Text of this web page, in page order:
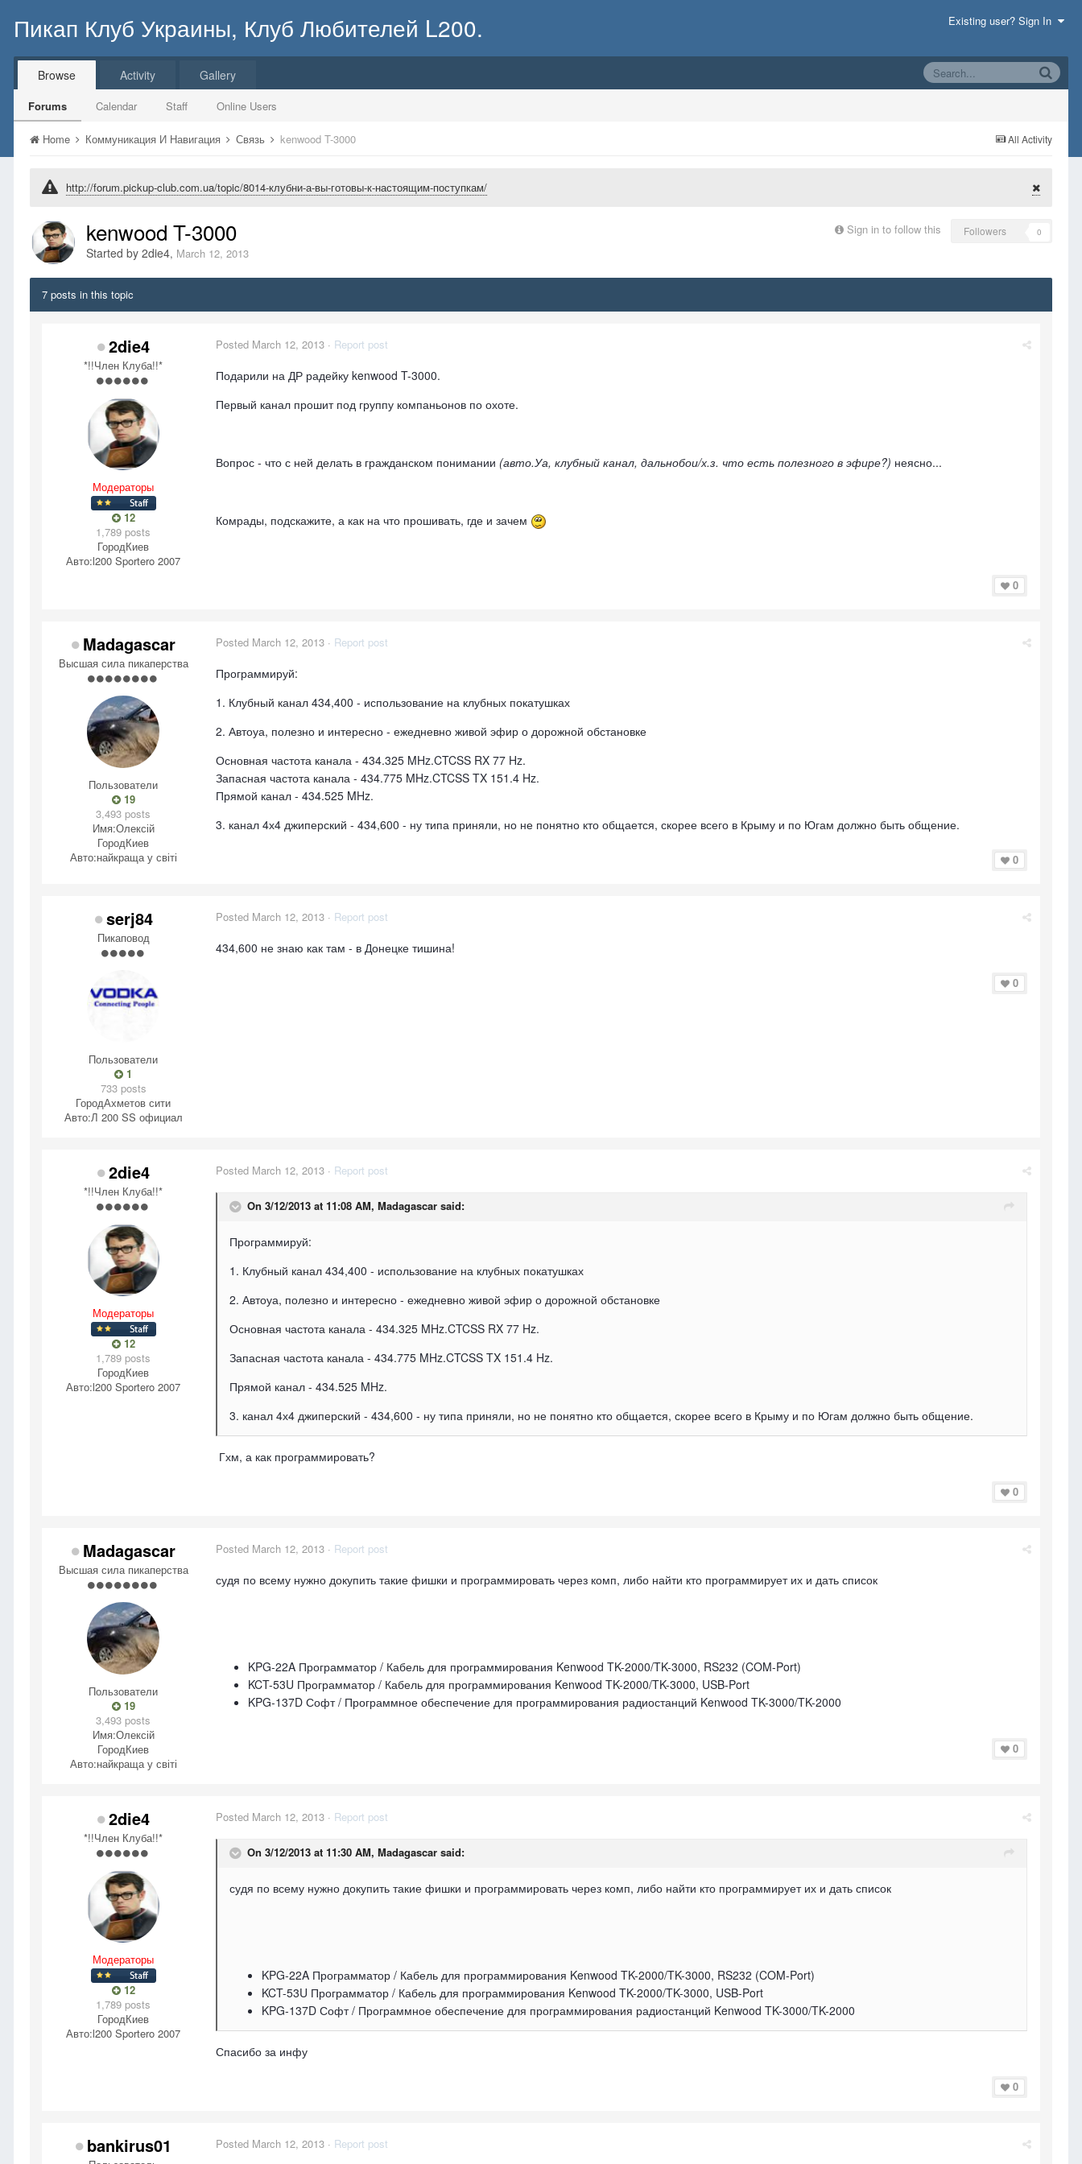
Пикап Клуб Украины, Клуб Любителей L200. Existing user? Sign In
Browse
Forums Calendar Staff Online Users
Activity Gallery
All Activity
Home Коммуникация И Навигация Связь kenwood T-3000
http://forum.pickup-club.com.ua/topic/8014-клубни-а-вы-готовы-к-настоящим-поступкам/
Sign in to follow this Followers 0
kenwood T-3000
Started by 2die4, March 12, 2013
7 posts in this topic
2die4
*!!Член Клуба!!*
Модераторы
12
1,789 posts
ГородКиев
Авто:l200 Sportero 2007
Posted March 12, 2013 · Report post
Подарили на ДР радейку kenwood T-3000.
Первый канал прошит под группу компаньонов по охоте.
Вопрос - что с ней делать в гражданском понимании (авто.Уа, клубный канал, дальнобои/х.з. что есть полезного в эфире?) неясно...
Комрады, подскажите, а как на что прошивать, где и зачем
0
Madagascar
Высшая сила пикаперства
Пользователи
19
3,493 posts
Имя:Олексій
ГородКиев
Авто:найкраща у світі
Posted March 12, 2013 · Report post
Программируй:
1. Клубный канал 434,400 - использование на клубных покатушках
2. Автоуа, полезно и интересно - ежедневно живой эфир о дорожной обстановке
Основная частота канала - 434.325 MHz.CTCSS RX 77 Hz.
Запасная частота канала - 434.775 MHz.CTCSS TX 151.4 Hz.
Прямой канал - 434.525 MHz.
3. канал 4х4 джиперский - 434,600 - ну типа приняли, но не понятно кто общается, скорее всего в Крыму и по Югам должно быть общение.
0
serj84
Пикаповод
Пользователи
1
733 posts
ГородАхметов сити
Авто:Л 200 SS официал
Posted March 12, 2013 · Report post
434,600 не знаю как там - в Донецке тишина!
0
2die4
*!!Член Клуба!!*
Модераторы
12
1,789 posts
ГородКиев
Авто:l200 Sportero 2007
Posted March 12, 2013 · Report post
On 3/12/2013 at 11:08 AM, Madagascar said:
Программируй:
1. Клубный канал 434,400 - использование на клубных покатушках
2. Автоуа, полезно и интересно - ежедневно живой эфир о дорожной обстановке
Основная частота канала - 434.325 MHz.CTCSS RX 77 Hz.
Запасная частота канала - 434.775 MHz.CTCSS TX 151.4 Hz.
Прямой канал - 434.525 MHz.
3. канал 4х4 джиперский - 434,600 - ну типа приняли, но не понятно кто общается, скорее всего в Крыму и по Югам должно быть общение.
Гхм, а как программировать?
0
Madagascar
Высшая сила пикаперства
Пользователи
19
3,493 posts
Имя:Олексій
ГородКиев
Авто:найкраща у світі
Posted March 12, 2013 · Report post
судя по всему нужно докупить такие фишки и программировать через комп, либо найти кто программирует их и дать список
KPG-22A Программатор / Кабель для программирования Kenwood TK-2000/TK-3000, RS232 (COM-Port)
KCT-53U Программатор / Кабель для программирования Kenwood TK-2000/TK-3000, USB-Port
KPG-137D Софт / Программное обеспечение для программирования радиостанций Kenwood TK-3000/TK-2000
0
2die4
*!!Член Клуба!!*
Модераторы
12
1,789 posts
ГородКиев
Авто:l200 Sportero 2007
Posted March 12, 2013 · Report post
On 3/12/2013 at 11:30 AM, Madagascar said:
судя по всему нужно докупить такие фишки и программировать через комп, либо найти кто программирует их и дать список
KPG-22A Программатор / Кабель для программирования Kenwood TK-2000/TK-3000, RS232 (COM-Port)
KCT-53U Программатор / Кабель для программирования Kenwood TK-2000/TK-3000, USB-Port
KPG-137D Софт / Программное обеспечение для программирования радиостанций Kenwood TK-3000/TK-2000
Спасибо за инфу
0
bankirus01 Posted March 12, 2013 · Report post